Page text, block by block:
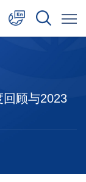
顾与2023